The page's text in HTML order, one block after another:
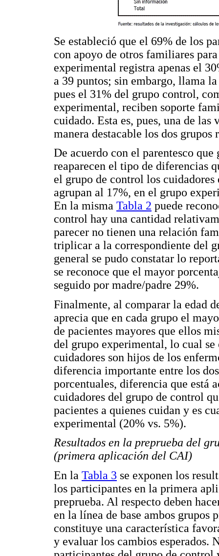
Se estableció que el 69% de los
con apoyo de otros familiares
experimental registra apenas el
a 39 puntos; sin embargo, llama
pues el 31% del grupo control,
experimental, reciben soporte
cuidado. Esta es, pues, una de
manera destacable los dos grupos
De acuerdo con el parentesco
reaparecen el tipo de diferencias
el grupo de control los cuidadores
agrupan al 17%, en el grupo
En la misma Tabla 2 puede
control hay una cantidad
parecer no tienen una relación
triplicar a la correspondiente del
general se pudo constatar lo
se reconoce que el mayor
seguido por madre/padre 29%.
Finalmente, al comparar la edad
aprecia que en cada grupo el
de pacientes mayores que ellos
del grupo experimental, lo cual
cuidadores son hijos de los
diferencia importante entre los
porcentuales, diferencia que está
cuidadores del grupo de control
pacientes a quienes cuidan y es
experimental (20% vs. 5%).
Resultados en la preprueba del
(primera aplicación del CAI)
En la Tabla 3 se exponen los
los participantes en la primera
preprueba. Al respecto deben
en la línea de base ambos grupos
constituye una característica
y evaluar los cambios esperados.